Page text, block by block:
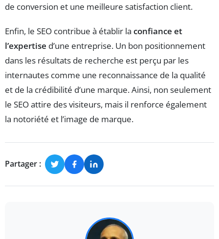
de conversion et une meilleure satisfaction client.
Enfin, le SEO contribue à établir la confiance et
l’expertise d’une entreprise. Un bon positionnement
dans les résultats de recherche est perçu par les
internautes comme une reconnaissance de la qualité
et de la crédibilité d’une marque. Ainsi, non seulement
le SEO attire des visiteurs, mais il renforce également
la notoriété et l’image de marque.
Partager :